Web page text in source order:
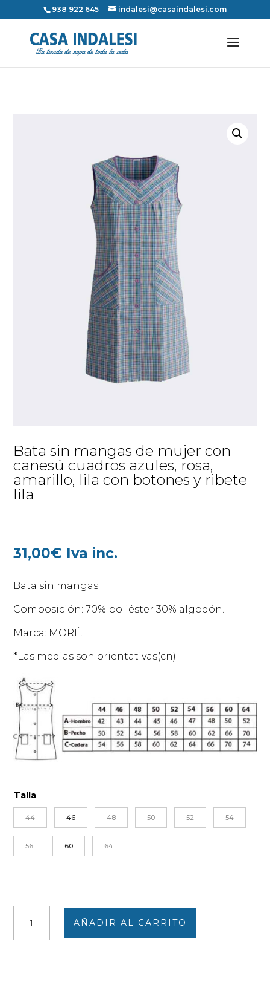
938 922 645 indalesi@casaindalesi.com
Bata sin mangas de mujer con
canesú cuadros azules, rosa,
amarillo, lila con botones y ribete
lila
31,00€ Iva inc.
Bata sin mangas.
Composición: 70% poliéster 30% algodón.
Marca: MORÉ.
*Las medias son orientativas(cn):
Talla
44 46 48 50 52 54
56 60 64
mangas
AÑADIR AL CARRITO